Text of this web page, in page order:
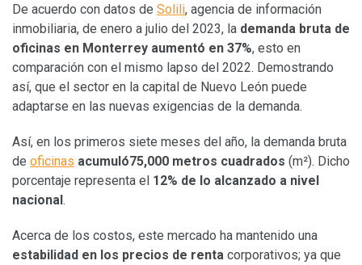
De acuerdo con datos de Solili, agencia de información
inmobiliaria, de enero a julio del 2023, la demanda bruta de
oficinas en Monterrey aumentó en 37%, esto en
comparación con el mismo lapso del 2022. Demostrando
así, que el sector en la capital de Nuevo León puede
adaptarse en las nuevas exigencias de la demanda.
Así, en los primeros siete meses del año, la demanda bruta
de oficinas acumuló75,000 metros cuadrados (m²). Dicho
porcentaje representa el 12% de lo alcanzado a nivel
nacional.
Acerca de los costos, este mercado ha mantenido una
estabilidad en los precios de renta corporativos; ya que